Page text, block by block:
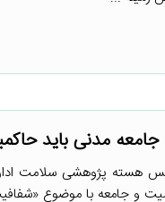
مدنی باید
هسته پژوهشی سلامت
و جامعه با موضوع